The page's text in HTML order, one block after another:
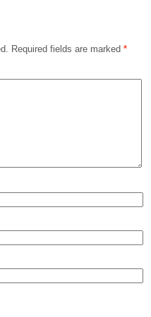
Required fields are marked *